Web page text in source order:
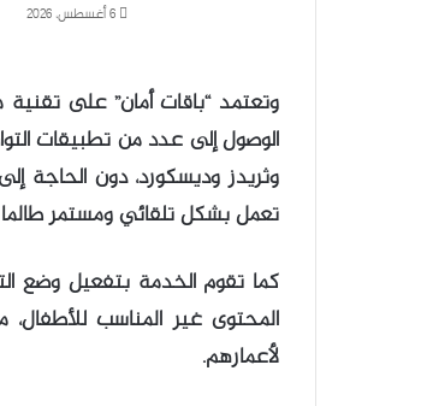
6 أغسطس، 2026
وتعتمد “باقات أمان” على
الوصول إلى عدد من تطبيقات
وثريدز وديسكورد، دون الحاجة
تعمل بشكل تلقائي ومستمر
كما تقوم الخدمة بتفعيل وضع
المحتوى غير المناسب للأطفال،
لأعمارهم.